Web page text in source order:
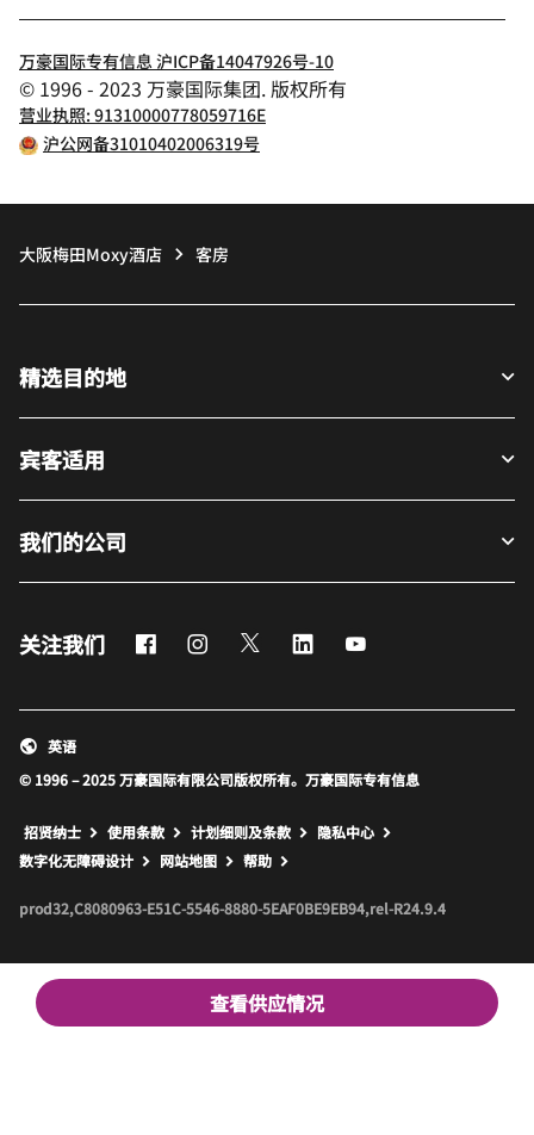
查看供应情况
万豪国际专有信息 沪ICP备14047926号-10
© 1996 - 2023 万豪国际集团. 版权所有
营业执照: 91310000778059716E
沪公网备31010402006319号
大阪梅田Moxy酒店 客房
精选目的地
宾客适用
我们的公司
关注我们 FacebookInstagram
Twitter LinkedIn
© 1996 – 2025 万豪国际有限公司版权所有。万豪国际专有信息
英语
招贤纳士 使用条款 计划细则及条款
隐私中心
数字化无障碍设计
网站地图 打开新窗口
帮助
prod32,C8080963-E51C-5546-8880-5EAF0BE9EB94,rel-R24.9.4